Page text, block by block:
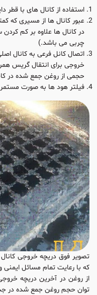
استفاده از کانال های با قطر
عبور کانال ها از مسیری
در کانال ها علاوه بر کم
چربی می باشد.)
اتصال کانل فرعی به کانال
خروجی برای انتقال گریس
حجمی از روغن جمع شده در
فیلتر هود ها به صورت مستمر
تصویر فوق دریچه خروجی
که با رعایت تمام مسائل
از روغن در آخرین دریچه
توان حجم روغن جمع شده در